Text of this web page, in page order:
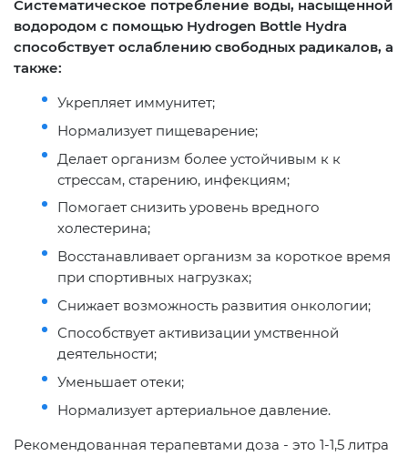
Систематическое потребление воды, насыщенной
водородом с помощью Hydrogen Bottle Hydra
способствует ослаблению свободных радикалов, а
также:
Укрепляет иммунитет;
Нормализует пищеварение;
Делает организм более устойчивым к к
стрессам, старению, инфекциям;
Помогает снизить уровень вредного
холестерина;
Восстанавливает организм за короткое время
при спортивных нагрузках;
Снижает возможность развития онкологии;
Способствует активизации умственной
деятельности;
Уменьшает отеки;
Нормализует артериальное давление.
Рекомендованная терапевтами доза - это 1-1,5 литра